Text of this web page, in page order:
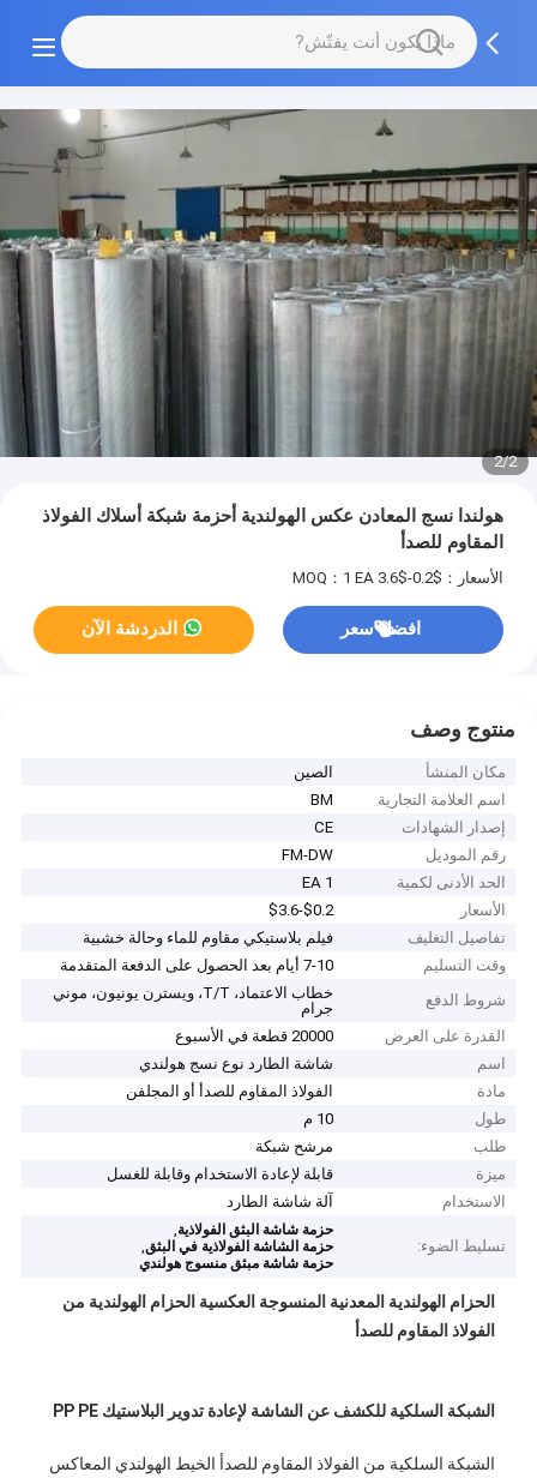
2/2
هولندا نسج المعادن عكس الهولندية أحزمة شبكة أسلاك الفولاذ
المقاوم للصدأ
الأسعار：$0.2-$3.6 MOQ：1 EA
افضل سعر الدردشة الآن
منتوج وصف
مكان المنشأ
الصين
اسم العلامة التجارية
BM
إصدار الشهادات
CE
رقم الموديل
FM-DW
الحد الأدنى لكمية
1 EA
الأسعار
$0.2-$3.6
تفاصيل التغليف
فيلم بلاستيكي مقاوم للماء وحالة خشبية
وقت التسليم
7-10 أيام بعد الحصول على الدفعة المتقدمة
شروط الدفع
خطاب الاعتماد، T/T، ويسترن يونيون، موني
جرام
القدرة على العرض
20000 قطعة في الأسبوع
اسم
شاشة الطارد نوع نسج هولندي
مادة
الفولاذ المقاوم للصدأ أو المجلفن
طول
10 م
طلب
مرشح شبكة
ميزة
قابلة لإعادة الاستخدام وقابلة للغسل
الاستخدام
آلة شاشة الطارد
تسليط الضوء:
حزمة شاشة البثق الفولاذية,
حزمة الشاشة الفولاذية في البثق,
حزمة شاشة مبثق منسوج هولندي
الحزام الهولندية المعدنية المنسوجة العكسية الحزام الهولندية من
الفولاذ المقاوم للصدأ
الشبكة السلكية للكشف عن الشاشة لإعادة تدوير البلاستيك PP PE
الشبكة السلكية من الفولاذ المقاوم للصدأ الخيط الهولندي المعاكس